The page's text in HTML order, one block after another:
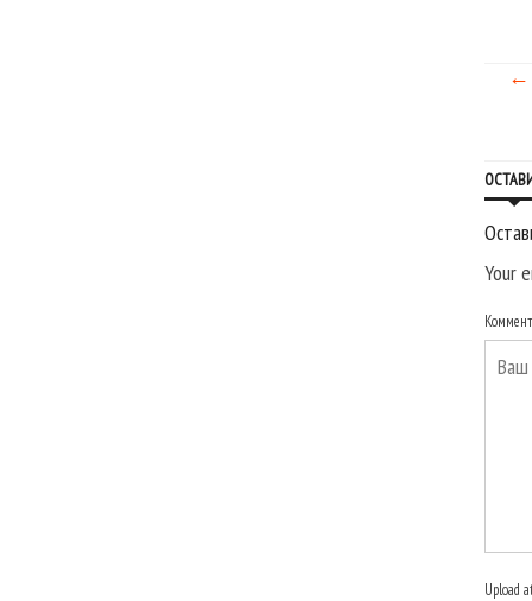
←
Your
Upload